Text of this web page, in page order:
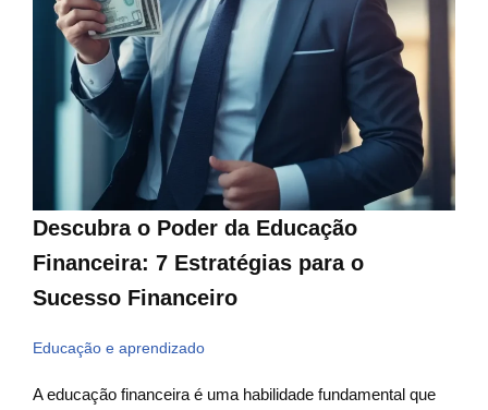
Descubra o Poder da Educação
Financeira: 7 Estratégias para o
Sucesso Financeiro
Educação e aprendizado
A educação financeira é uma habilidade fundamental que